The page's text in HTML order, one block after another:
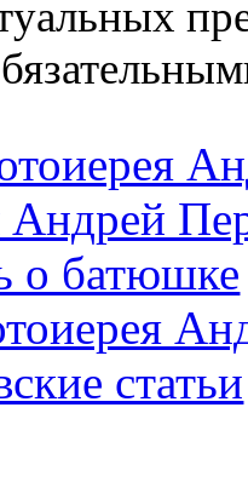
Андрей
о батюшке
статьи